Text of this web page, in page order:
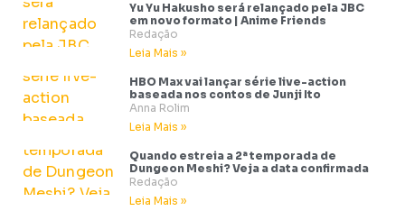
Yu Yu Hakusho será relançado pela JBC
em novo formato | Anime Friends
Redação
Leia Mais »
HBO Max vai lançar série live-action
baseada nos contos de Junji Ito
Anna Rolim
Leia Mais »
Quando estreia a 2ª temporada de
Dungeon Meshi? Veja a data confirmada
Redação
Leia Mais »